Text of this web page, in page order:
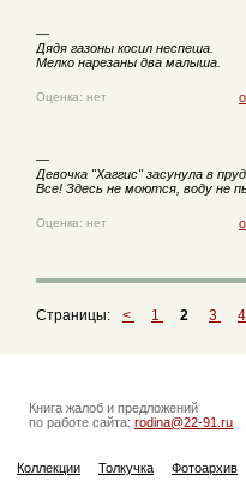
—
Дядя газоны косил неспеша.
Мелко нарезаны два малыша.
Оценка: нет
—
Девочка "Хаггис" засунула в
Все! Здесь не моются, воду не
Оценка: нет
Страницы: < 1 2 3
Книга жалоб и предложений
по работе сайта: rodina@22-91.ru
Коллекции Толкучка Фотоархив